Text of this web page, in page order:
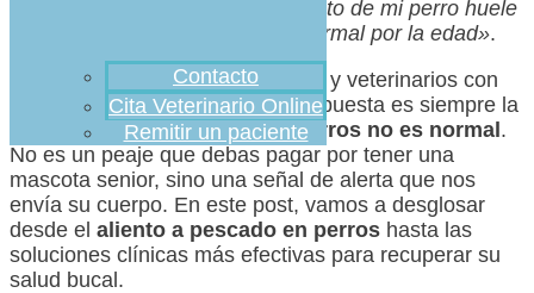
Contacto
Cita Veterinario Online
Remitir un paciente
«Es que el aliento de mi perro huele
a rayos, pero supongo que es normal por la edad».
Como apasionados de los perros y veterinarios con
años de experiencia, nuestra respuesta es siempre la
misma:el mal aliento en los perros no es normal.
No es un peaje que debas pagar por tener una
mascota senior, sino una señal de alerta que nos
envía su cuerpo. En este post, vamos a desglosar
desde el aliento a pescado en perros hasta las
soluciones clínicas más efectivas para recuperar su
salud bucal.